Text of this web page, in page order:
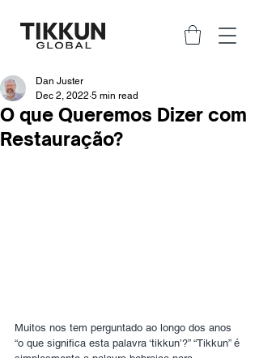
O que Queremos Dizer com
Restauração?
Dan Juster
Dec 2, 2022 5 min read
Muitos nos tem perguntado ao longo dos anos
“o que significa esta palavra ‘tikkun’?” “Tikkun” é